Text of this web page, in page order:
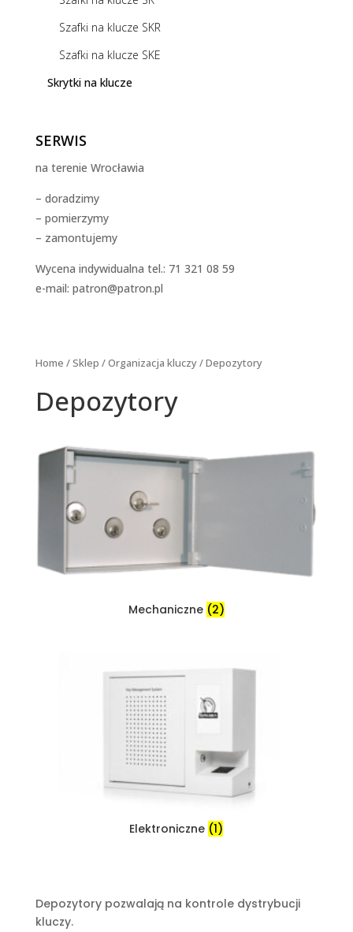
Szafki na klucze SKR
Szafki na klucze SKE
Skrytki na klucze
SERWIS
na terenie Wrocławia
– doradzimy
– pomierzymy
– zamontujemy
Wycena indywidualna tel.: 71 321 08 59
e-mail: patron@patron.pl
Home /Sklep /Organizacja kluczy/ Depozytory
Depozytory
Mechaniczne (2)
Elektroniczne (1)
Depozytory pozwalają na kontrole dystrybucji
kluczy.